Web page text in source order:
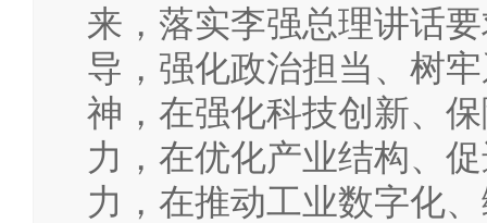
来，落实李强总理讲话
导，强化政治担当、树
神，在强化科技创新、
力，在优化产业结构、
力，在推动工业数字化